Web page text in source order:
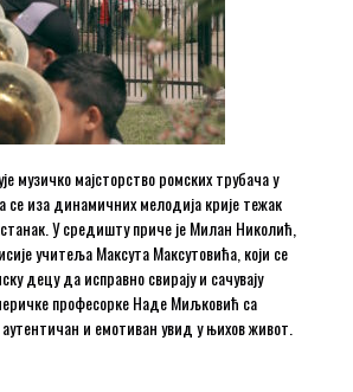
музичко мајсторство ромских трубача у
се иза динамичних мелодија крије тежак
У средишту приче је Милан Николић,
учитеља Максута Максутовића, који се
децу да исправно свирају и сачувају
професорке Наде Миљковић са
и емотиван увид у њихов живот.